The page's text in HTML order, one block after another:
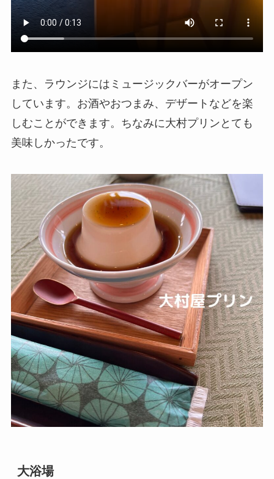
また、ラウンジにはミュージックバーがオープン
しています。お酒やおつまみ、デザートなどを楽
しむことができます。ちなみに大村プリンとても
美味しかったです。
大浴場